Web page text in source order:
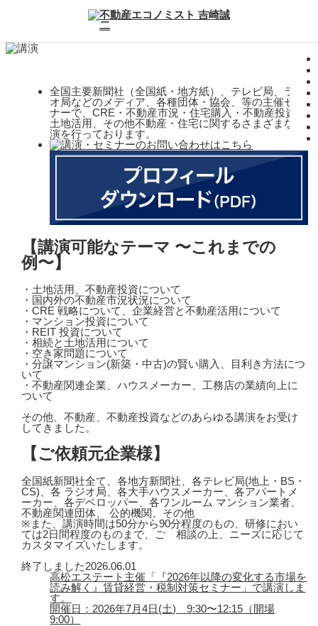
全国主要新聞社（全国紙・地方紙）、テレビ局、ラジ
オ局などのメディア、各種団体・協会、等の主催セミ
ナーで、CRE・不動産市況・住宅購入・不動産投資・
土地活用、その他不動産・住宅に関するさまざまな講
演を行っております。
【講演可能なテーマ 〜これまでの
例〜】
・土地活用、不動産投資について
・国内外の不動産市況状況について
・CRE 戦略について、企業経営と不動産活用について
・マンション投資について
・REIT 投資について
・相続と土地活用について
・空き家問題について
・分譲マンション(新築・中古)の賢い購入、目利き方法につ
いて
・不動産関連企業、ハウスメーカー、工務店の業績向上に
ついて
その他、不動産、不動産投資などのあらゆる講演をお受け
してきました。
【ご依頼元企業様】
全国紙新聞社全て、各地方新聞社、各テレビ局(地上・BS・
CS)、各 ラジオ局、各大手ハウスメーカー、各アパートメ
ーカー、各デベロッパー、各ワンルーム マンション業者、
不動産関連団体、 公的機関、その他
※また、講演時間は50分から90分程度のもの、研修におい
ては2日間程度のものまで、ご゙相談の上、ニーズに応じて
カスタマイズいたします。
終了しました2026.06.01
高松エステート主催「『2026年以降の変化する市場を
読み解く』賃貸経営・税制対策セミナー」で講演しま
す。
開催日：2026年7月4日(土) 9:30〜12:15（開場
9:00）